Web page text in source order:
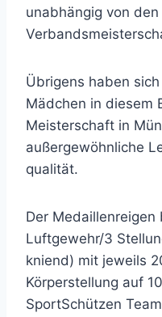
unabhängig von
Übrigens haben
Mädchen in diesem
Meisterschaft in
außergewöhnliche
qualität.
Der
Luftgewehr/3
kniend) mit jeweils
Körperstellung auf
SportSchützen